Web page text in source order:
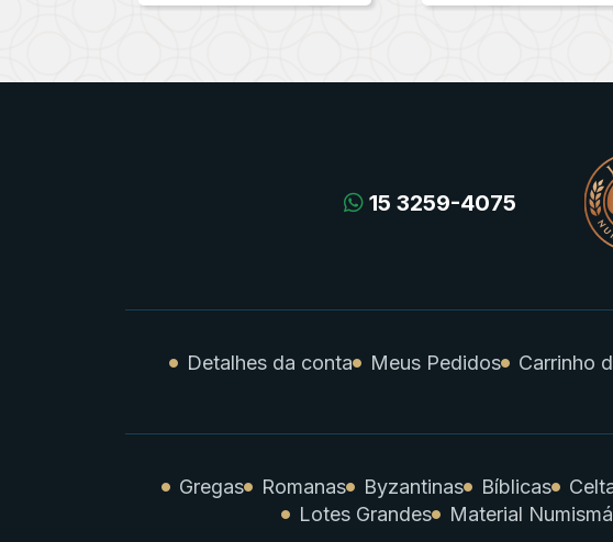
15 3259-4075
Detalhes da conta Meus Pedidos Carrinho
Gregas Romanas Byzantinas Bíblicas
Lotes Grandes
Material